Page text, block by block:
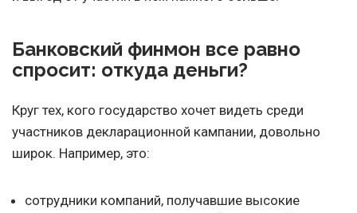
Банковский финмон все равно
спросит: откуда деньги?
Круг тех, кого государство хочет видеть среди
участников декларационной кампании, довольно
широк. Например, это:
сотрудники компаний, получавшие высокие